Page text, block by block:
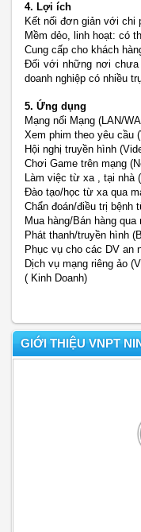
4. Lợi ích
Kết nối đơn giản với chi
Mềm dẻo, linh hoạt: có
Cung cấp cho khách
Đối với những nơi chưa
doanh nghiệp có nhiều
5. Ứng dụng
Mạng nối Mạng (LAN/
Xem phim theo yêu cầu
Hội nghị truyền hình
Chơi Game trên mạng
Làm việc từ xa , tại nhà
Đào tạo/học từ xa qua
Chẩn đoán/điều trị bệnh
Mua hàng/Bán hàng
Phát thanh/truyền hình
Phục vụ cho các DV an
Dịch vụ mạng riêng ảo
( Kinh Doanh)
GIỚI THIỆU VNPT